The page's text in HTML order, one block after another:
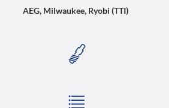
AEG, Milwaukee, Ryobi (TTI)